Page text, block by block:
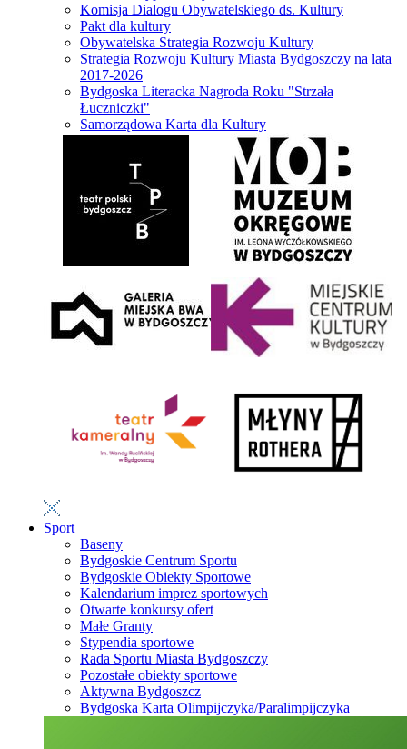
Komisja Dialogu Obywatelskiego ds. Kultury
Pakt dla kultury
Obywatelska Strategia Rozwoju Kultury
Strategia Rozwoju Kultury Miasta Bydgoszczy na lata
2017-2026
Bydgoska Literacka Nagroda Roku "Strzała
Łuczniczki"
Samorządowa Karta dla Kultury
Sport
Baseny
Bydgoskie Centrum Sportu
Bydgoskie Obiekty Sportowe
Kalendarium imprez sportowych
Otwarte konkursy ofert
Małe Granty
Stypendia sportowe
Rada Sportu Miasta Bydgoszczy
Pozostałe obiekty sportowe
Aktywna Bydgoszcz
Bydgoska Karta Olimpijczyka/Paralimpijczyka